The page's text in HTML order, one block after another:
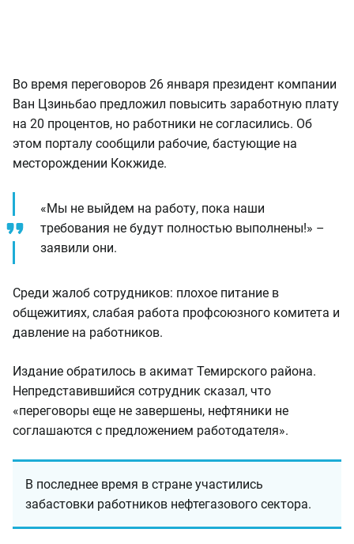
Во время переговоров 26 января президент компании
Ван Цзиньбао предложил повысить заработную плату
на 20 процентов, но работники не согласились. Об
этом порталу сообщили рабочие, бастующие на
месторождении Кокжиде.
«Мы не выйдем на работу, пока наши
требования не будут полностью выполнены!» –
заявили они.
Среди жалоб сотрудников: плохое питание в
общежитиях, слабая работа профсоюзного комитета и
давление на работников.
Издание обратилось в акимат Темирского района.
Непредставившийся сотрудник сказал, что
«переговоры еще не завершены, нефтяники не
соглашаются с предложением работодателя».
В последнее время в стране участились
забастовки работников нефтегазового сектора.